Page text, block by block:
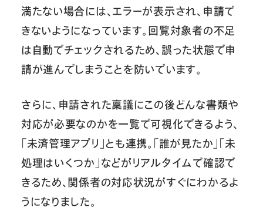
満たない場合には、エラーが表示され、申請で
きないようになっています。回覧対象者の不足
は自動でチェックされるため、誤った状態で申
請が進んでしまうことを防いでいます。
さらに、申請された稟議にこの後どんな書類や
対応が必要なのかを一覧で可視化できるよう、
「未済管理アプリ」とも連携。「誰が見たか」「未
処理はいくつか」などがリアルタイムで確認で
きるため、関係者の対応状況がすぐにわかるよ
うになりました。